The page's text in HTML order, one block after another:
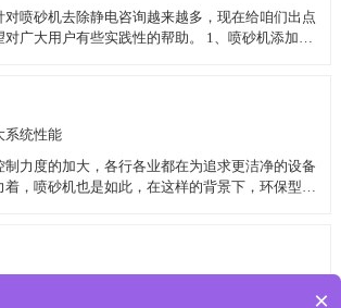
对喷砂机去除静电咨询越来越多，现在给咱们出点
户有些实践性的帮助。 1、喷砂机添加静
系统性能
制力度的加大，各行各业都在为追求更洁净的设备
，喷砂机也是如此，在这样的背景下，环保型喷
×